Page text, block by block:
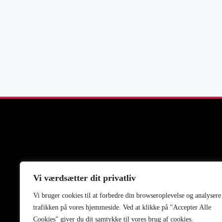
Vi værdsætter dit privatliv
Vi bruger cookies til at forbedre din browseroplevelse og analysere
trafikken på vores hjemmeside. Ved at klikke på "Accepter Alle
Cookies" giver du dit samtykke til vores brug af cookies.